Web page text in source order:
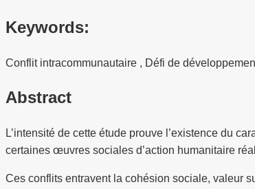
Keywords:
Conflit intracommunautaire , Défi de
Abstract
L’intensité de cette étude prouve l’existence du
certaines œuvres sociales d’action humanitaire
Ces conflits entravent la cohésion sociale, valeur